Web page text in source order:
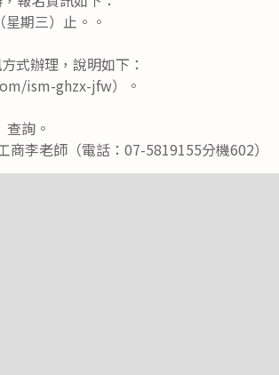
期三）止。。
式辦理，說明如下：
ism-ghzx-jfw）。
詢。
李老師（電話：07-5819155分機602）